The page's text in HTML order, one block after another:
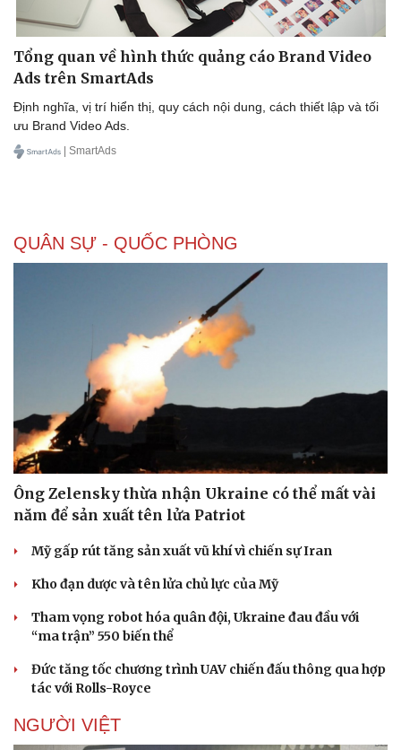
Tổng quan về hình thức quảng cáo Brand Video
Ads trên SmartAds
Định nghĩa, vị trí hiển thị, quy cách nội dung, cách thiết lập và tối
ưu Brand Video Ads.
| SmartAds
QUÂN SỰ - QUỐC PHÒNG
Ông Zelensky thừa nhận Ukraine có thể mất vài
năm để sản xuất tên lửa Patriot
Mỹ gấp rút tăng sản xuất vũ khí vì chiến sự Iran
Kho đạn dược và tên lửa chủ lực của Mỹ
Tham vọng robot hóa quân đội, Ukraine đau đầu với
“ma trận” 550 biến thể
Đức tăng tốc chương trình UAV chiến đấu thông qua hợp
tác với Rolls-Royce
NGƯỜI VIỆT